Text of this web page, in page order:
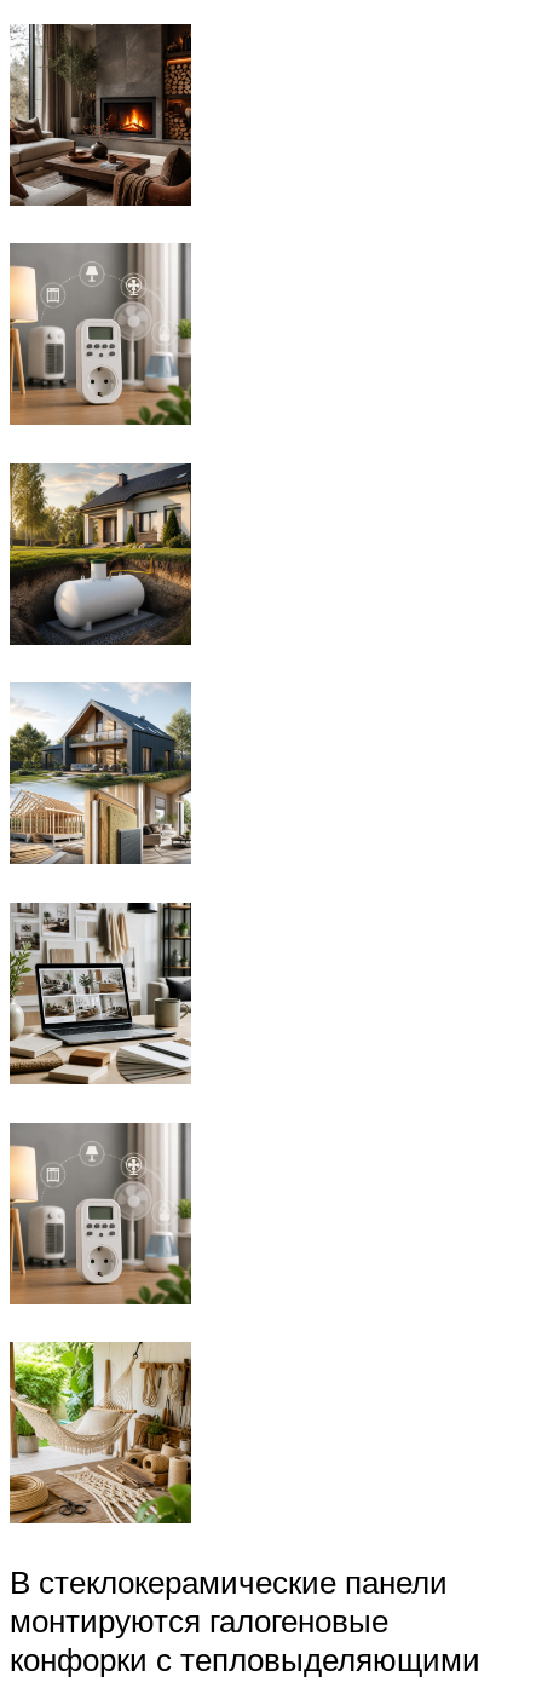
В стеклокерамические панели
монтируются галогеновые
конфорки с тепловыделяющими